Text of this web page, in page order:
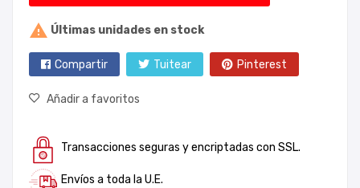
 Últimas unidades en stock
Compartir Tuitear Pinterest
Añadir a favoritos
Transacciones seguras y encriptadas con SSL.
Envíos a toda la U.E.